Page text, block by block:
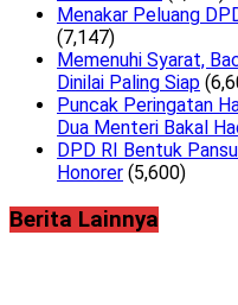
Menakar Peluang
(7,147)
Memenuhi Syarat,
Dinilai Paling Siap
Puncak Peringatan
Dua Menteri Bakal
DPD RI Bentuk
Honorer (5,600)
Berita Lainnya